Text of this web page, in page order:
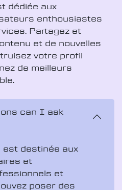
dédiée aux
enthousiastes
Partagez et
et de nouvelles
votre profil
de meilleurs
can I ask
destinée aux
et
et
poser des